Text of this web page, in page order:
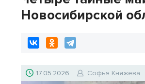
Новосибирской
17.05.2026 Софья Княжева